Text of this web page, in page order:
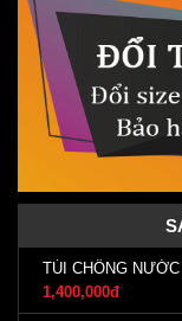
TÚI CHỐNG
1,400,000đ